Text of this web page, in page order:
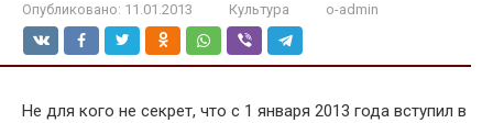
Опубликовано: 11.01.2013 Культура o-admin
Не для кого не секрет, что с 1 января 2013 года вступил в